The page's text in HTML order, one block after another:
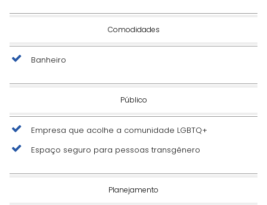
Comodidades
Banheiro
Público
Empresa que acolhe a comunidade LGBTQ+
Espaço seguro para pessoas transgênero
Planejamento